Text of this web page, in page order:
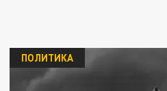
ПОЛИТИКА